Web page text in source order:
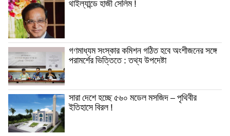
থাইল্যান্ডে হাজী সেলিম !
গণমাধ্যম সংস্কার কমিশন গঠিত হবে অংশীজনের সঙ্গে
পরামর্শের ভিত্তিতে : তথ্য উপদেষ্টা
সারা দেশে হচ্ছে ৫৬০ মডেল মসজিদ – পৃথিবীর
ইতিহাসে বিরল !